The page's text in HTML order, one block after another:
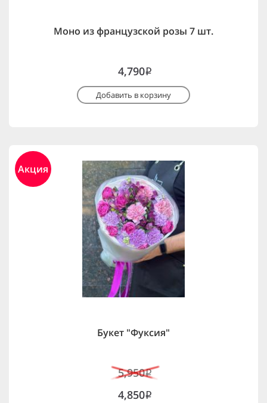
Моно из французской розы 7 шт.
4,790i
Добавить в корзину
Акция
Букет "Фуксия"
5,950i
4,850i